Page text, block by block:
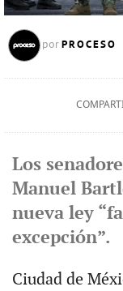
por PROCESO
Los
Manuel
nueva ley
excepción”.
Ciudad de